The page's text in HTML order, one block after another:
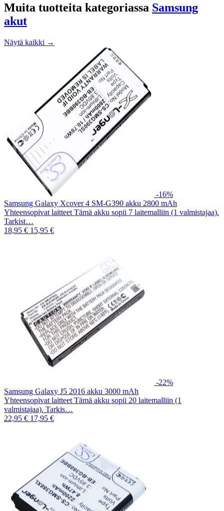
Muita tuotteita kategoriassa Samsung
akut
Näytä kaikki →
-16%
Samsung Galaxy Xcover 4 SM-G390 akku 2800 mAh
Yhteensopivat laitteet Tämä akku sopii 7 laitemalliin (1 valmistajaa).
Tarkist…
18,95 € 15,95 €
-22%
Samsung Galaxy J5 2016 akku 3000 mAh
Yhteensopivat laitteet Tämä akku sopii 20 laitemalliin (1
valmistajaa). Tarkis…
22,95 € 17,95 €